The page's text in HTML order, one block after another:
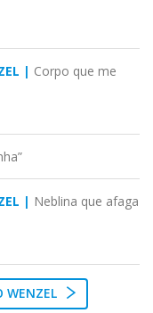
| Corpo que me
| Neblina que afaga
WENZEL